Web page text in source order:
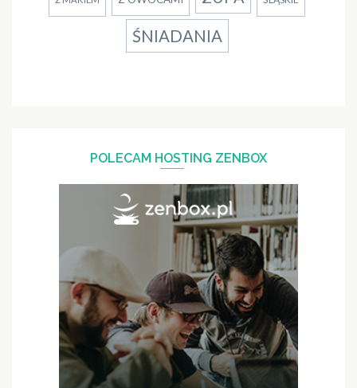
ŚNIADANIA
POLECAM HOSTING ZENBOX